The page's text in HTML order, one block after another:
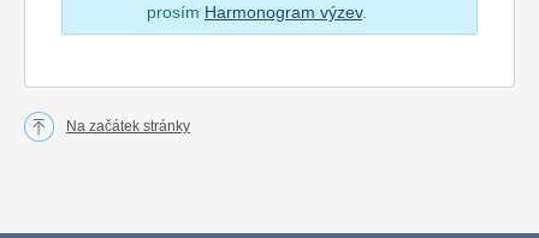
prosím Harmonogram výzev.
Na začátek stránky